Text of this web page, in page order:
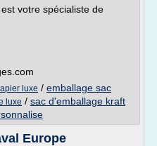
votre spécialiste de
luxe / emballage sac
luxe / sac d'emballage kraft
Europe